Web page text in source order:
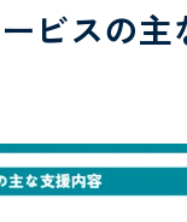
ビスの主